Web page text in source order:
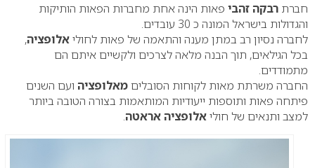
חברת רבקה זהבי פאות הינה אחת מחברות הפאות הותיקות
והגדולות בישראל המונה כ 30 עובדים.
לחברה נסיון רב במתן מענה והתאמה של פאות לחוליאלופציה,
בכל הגילאים, תוך הבנה מלאה לצרכים ולקשיים איתם הם
מתמודדים.
החברה משרתת מאות לקוחות הסובלים מאלופציה ועם השנים
פיתחה פאות ותוספות ייעודיות המותאמות בצורה הטובה ביותר
למצב ותנאים של חוליאלופציה אראטה.